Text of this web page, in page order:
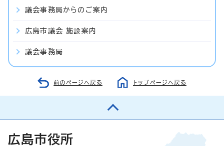
議会事務局からのご案内
広島市議会 施設案内
議会事務局
前のページへ戻る トップページへ戻る
広島市役所